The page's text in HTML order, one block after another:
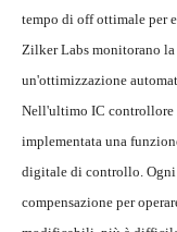
tempo di off ottimale per
Zilker Labs monitorano
un'ottimizzazione
Nell'ultimo IC
implementata una
digitale di controllo.
compensazione per